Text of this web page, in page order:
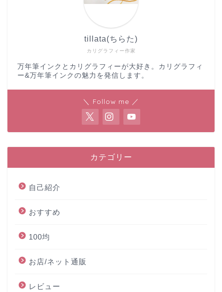
カリグラフィー作家
tillata(ちらた)
万年筆インクとカリグラフィーが大好き。カリグラフィ
ー&万年筆インクの魅力を発信します。
＼ Follow me ／
カテゴリー
自己紹介
おすすめ
100均
お店/ネット通販
レビュー